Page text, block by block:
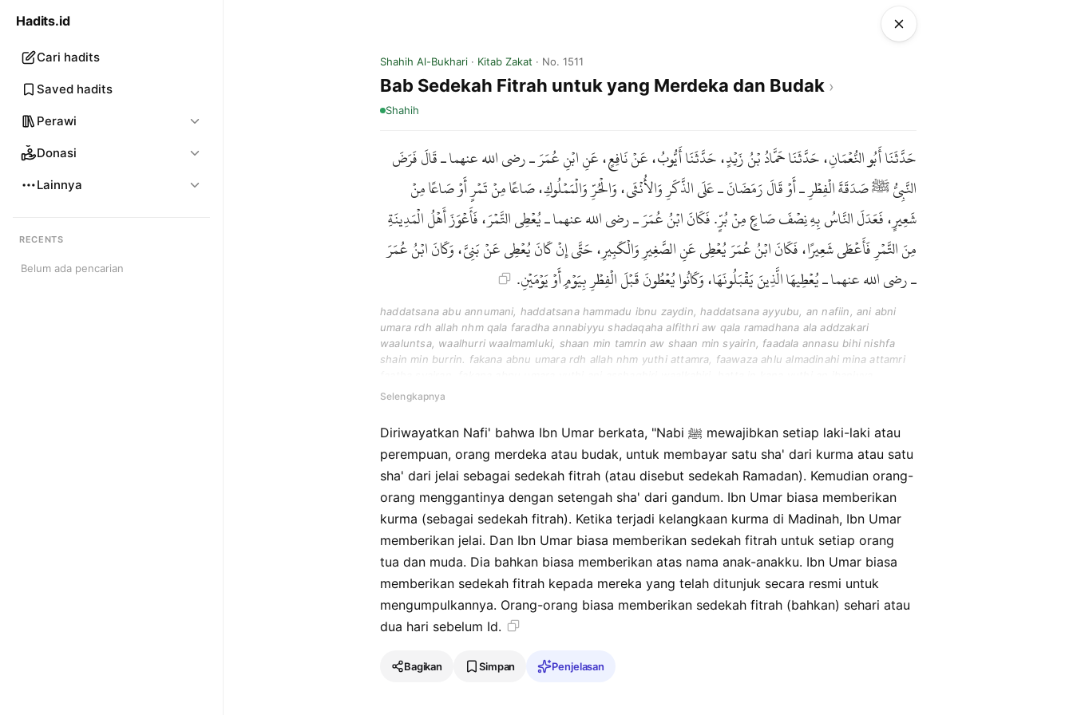
Hadits.id
Cari hadits
Saved hadits
Perawi
Donasi
Lainnya
RECENTS
Belum ada pencarian
Shahih Al-Bukhari · Kitab Zakat · No. 1511
Bab Sedekah Fitrah untuk yang Merdeka dan Budak
Shahih
حَدَّثَنَا أَبُو النُّعْمَانِ، حَدَّثَنَا حَمَّادُ بْنُ زَيْدٍ، حَدَّثَنَا أَيُّوبُ، عَنْ نَافِعٍ، عَنِ ابْنِ عُمَرَ ـ رضى الله عنهما ـ قَالَ فَرَضَ
النَّبِيُّ ﷺ صَدَقَةَ الْفِطْرِ ـ أَوْ قَالَ رَمَضَانَ ـ عَلَى الذَّكَرِ وَالأُنْثَى، وَالْحُرِّ وَالْمَمْلُوكِ، صَاعًا مِنْ تَمْرٍ أَوْ صَاعًا مِنْ
شَعِيرٍ، فَعَدَلَ النَّاسُ بِهِ نِصْفَ صَاعٍ مِنْ بُرٍّ. فَكَانَ ابْنُ عُمَرَ ـ رضى الله عنهما ـ يُعْطِي التَّمْرَ، فَأَعْوَزَ أَهْلُ الْمَدِينَةِ
مِنَ التَّمْرِ فَأَعْطَى شَعِيرًا، فَكَانَ ابْنُ عُمَرَ يُعْطِي عَنِ الصَّغِيرِ وَالْكَبِيرِ، حَتَّى إِنْ كَانَ يُعْطِي عَنْ بَنِيَّ، وَكَانَ ابْنُ عُمَرَ
ـ رضى الله عنهما ـ يُعْطِيهَا الَّذِينَ يَقْبَلُونَهَا، وَكَانُوا يُعْطُونَ قَبْلَ الْفِطْرِ بِيَوْمٍ أَوْ يَوْمَيْنِ.
haddatsana abu annumani, haddatsana hammadu ibnu zaydin, haddatsana ayyubu, an nafiin, ani abni
umara rdh allah nhm qala faradha annabiyyu shadaqaha alfithri aw qala ramadhana ala addzakari
waaluntsa, waalhurri waalmamluki, shaan min tamrin aw shaan min syairin, faadala annasu bihi nishfa
shain min burrin. fakana abnu umara rdh allah nhm yuthi attamra, faawaza ahlu almadinahi mina attamri
wakana abnu umara rdh allah nhm yuthiha adzina yaqbalunaha, wakanu yuthuna qabla alfithri biyawmin
Selengkapnya
Diriwayatkan Nafi' bahwa Ibn Umar berkata, "Nabi ﷺ mewajibkan setiap laki-laki atau
perempuan, orang merdeka atau budak, untuk membayar satu sha' dari kurma atau satu
sha' dari jelai sebagai sedekah fitrah (atau disebut sedekah Ramadan). Kemudian orang-
orang menggantinya dengan setengah sha' dari gandum. Ibn Umar biasa memberikan
kurma (sebagai sedekah fitrah). Ketika terjadi kelangkaan kurma di Madinah, Ibn Umar
memberikan jelai. Dan Ibn Umar biasa memberikan sedekah fitrah untuk setiap orang
tua dan muda. Dia bahkan biasa memberikan atas nama anak-anakku. Ibn Umar biasa
memberikan sedekah fitrah kepada mereka yang telah ditunjuk secara resmi untuk
mengumpulkannya. Orang-orang biasa memberikan sedekah fitrah (bahkan) sehari atau
dua hari sebelum Id.
Bagikan Simpan Penjelasan